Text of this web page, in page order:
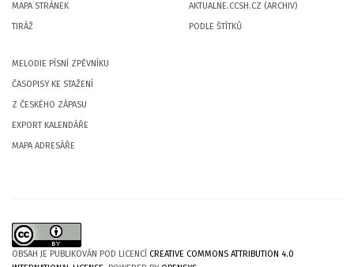
MAPA STRÁNEK
TIRÁŽ
AKTUALNE.CCSH.CZ (ARCHIV)
PODLE ŠTÍTKŮ
MELODIE PÍSNÍ ZPĚVNÍKU
ČASOPISY KE STAŽENÍ
Z ČESKÉHO ZÁPASU
EXPORT KALENDÁŘE
MAPA ADRESÁŘE
OBSAH JE PUBLIKOVÁN POD LICENCÍ CREATIVE COMMONS ATTRIBUTION 4.0